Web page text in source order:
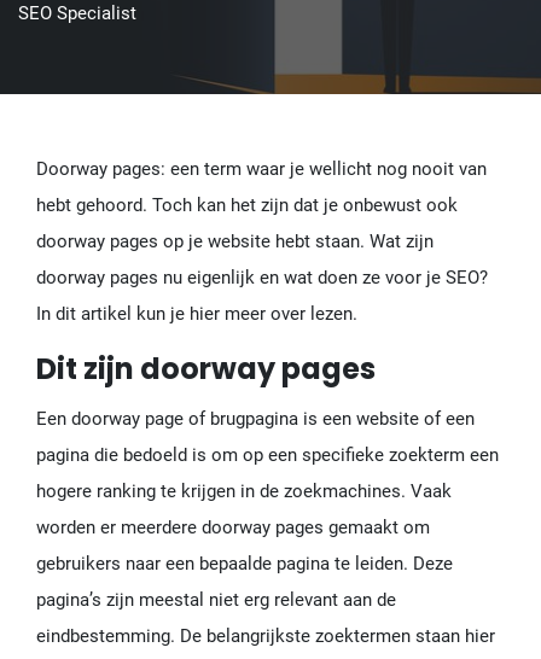
SEO Specialist
Doorway pages: een term waar je wellicht nog nooit van
hebt gehoord. Toch kan het zijn dat je onbewust ook
doorway pages op je website hebt staan. Wat zijn
doorway pages nu eigenlijk en wat doen ze voor je SEO?
In dit artikel kun je hier meer over lezen.
Dit zijn doorway pages
Een doorway page of brugpagina is een website of een
pagina die bedoeld is om op een specifieke zoekterm een
hogere ranking te krijgen in de zoekmachines. Vaak
worden er meerdere doorway pages gemaakt om
gebruikers naar een bepaalde pagina te leiden. Deze
pagina’s zijn meestal niet erg relevant aan de
eindbestemming. De belangrijkste zoektermen staan hier